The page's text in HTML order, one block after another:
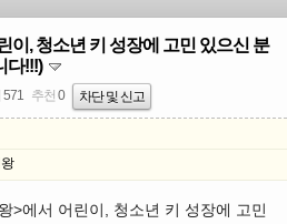
이, 청소년 키 성장에 고민 있으신 분
다!!!)
571 추천 0 차단 및 신고
>에서 어린이, 청소년 키 성장에 고민